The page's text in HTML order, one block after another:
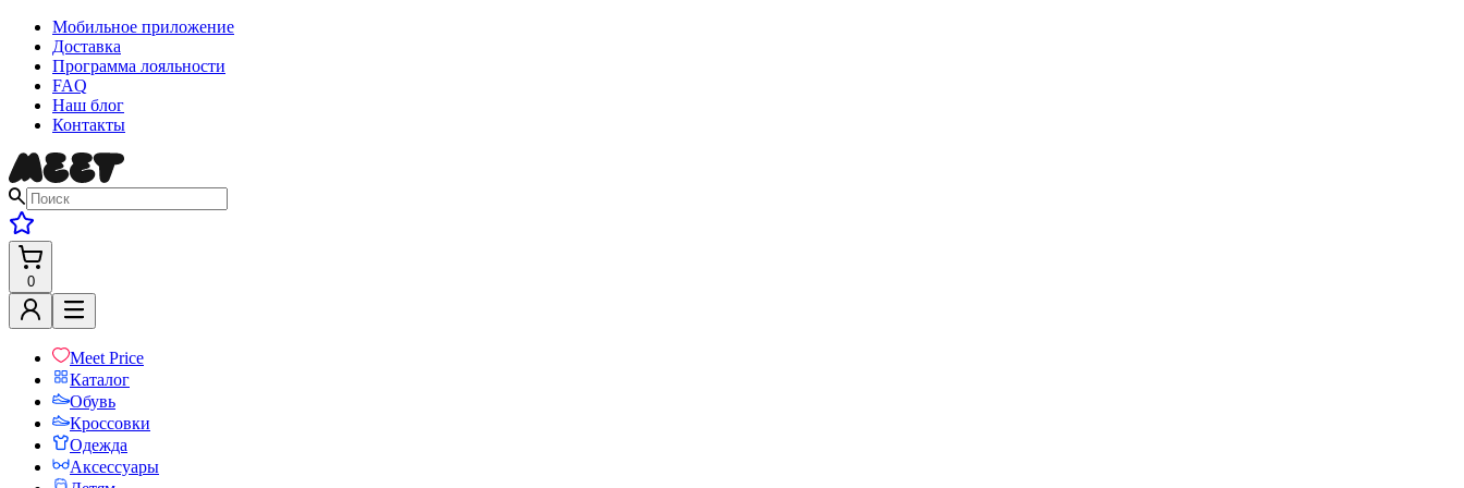
Мобильное приложение
Доставка
Программа лояльности
FAQ
Наш блог
Контакты
0
Meet Price
Каталог
Обувь
Кроссовки
Одежда
Аксессуары